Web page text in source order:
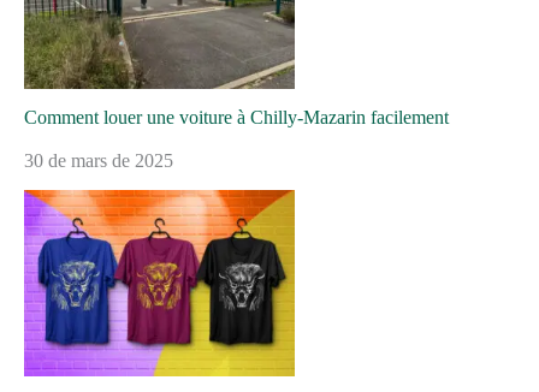
Comment louer une voiture à Chilly-Mazarin facilement
30 de mars de 2025